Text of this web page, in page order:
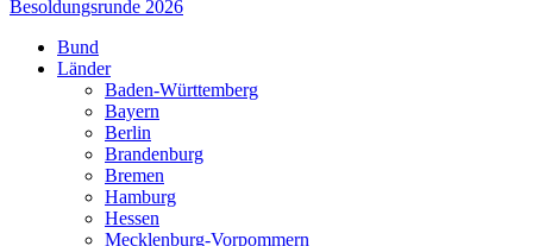
Besoldungsrunde 2026
Bund
Länder
Baden-Württemberg
Bayern
Berlin
Brandenburg
Bremen
Hamburg
Hessen
Mecklenburg-Vorpommern